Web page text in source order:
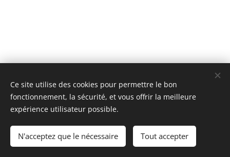
IRISCOM
Cookies
Ce site utilise des cookies pour permettre le bon
fonctionnement, la sécurité, et vous offrir la meilleure
expérience utilisateur possible.
N'acceptez que le nécessaire Tout accepter